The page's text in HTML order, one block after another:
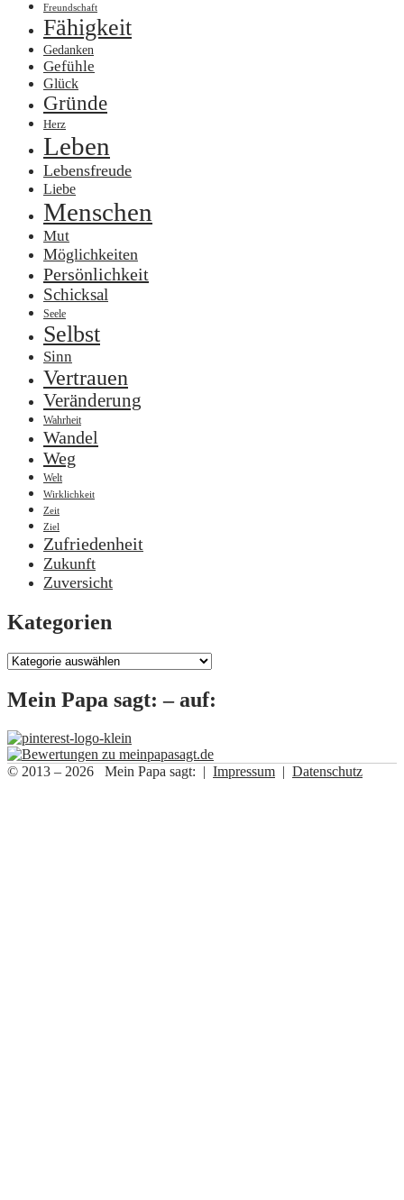
Freundschaft
Fähigkeit
Gedanken
Gefühle
Glück
Gründe
Herz
Leben
Lebensfreude
Liebe
Menschen
Mut
Möglichkeiten
Persönlichkeit
Schicksal
Seele
Selbst
Sinn
Vertrauen
Veränderung
Wahrheit
Wandel
Weg
Welt
Wirklichkeit
Zeit
Ziel
Zufriedenheit
Zukunft
Zuversicht
Kategorien
Kategorien
Mein Papa sagt: – auf:
© 2013 – 2026 Mein Papa sagt: | Impressum | Datenschutz